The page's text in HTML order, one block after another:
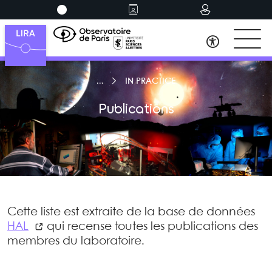
IN PRACTICE
Publications
Cette liste est extraite de la base de données
HAL
qui recense toutes les publications des
membres du laboratoire.